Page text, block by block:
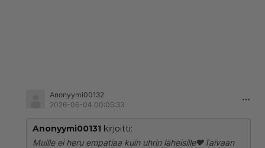
Anonyymi00132
2026-06-04 00:05:33
Anonyymi00131 kirjoitti:
Muille ei heru empatiaa kuin uhrin läheisille♥️Taivaan